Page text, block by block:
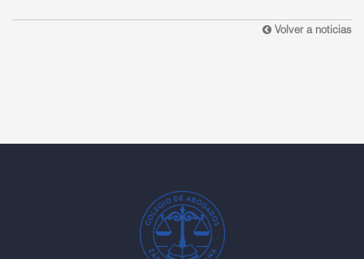
Volver a noticias